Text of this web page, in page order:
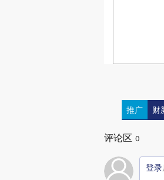
推广 财
评论区 0
登录